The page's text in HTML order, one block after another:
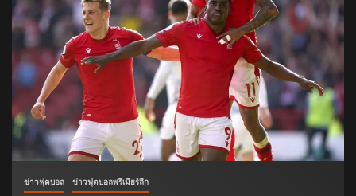
ข่าวฟุตบอล ข่าวฟุตบอลพรีเมียร์ลีก